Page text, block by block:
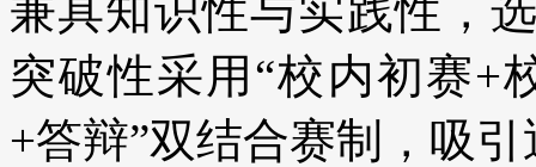
兼具知识性与实践性，
突破性采用“校内初赛+
+答辩”双结合赛制，吸